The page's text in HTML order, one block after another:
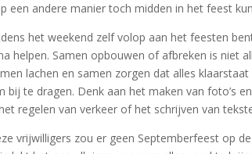
een andere manier toch midden in het feest
het weekend zelf volop aan het feesten
helpen. Samen opbouwen of afbreken is niet
lachen en samen zorgen dat alles
bij te dragen. Denk aan het maken van foto’s
regelen van verkeer of het schrijven van
vrijwilligers zou er geen Septemberfeest op